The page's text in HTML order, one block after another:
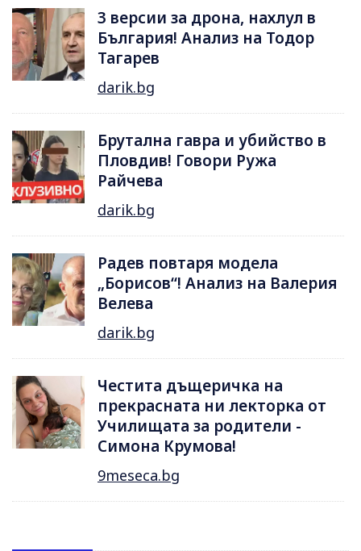
3 версии за дрона, нахлул в
България! Анализ на Тодор
Тагарев
darik.bg
Брутална гавра и убийство в
Пловдив! Говори Ружа
Райчева
darik.bg
Радев повтаря модела
„Борисов“! Анализ на Валерия
Велева
darik.bg
Честита дъщеричка на
прекрасната ни лекторка от
Училищата за родители -
Симона Крумова!
9meseca.bg